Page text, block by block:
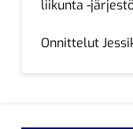
liikunta -
Onnittelut